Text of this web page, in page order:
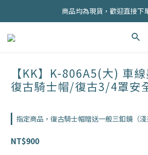
商品均為現貨，歡迎直接下
商品均為現貨，歡迎直接下
商品陸續上架中，如有需求未上線產品，
商品均為現貨，歡迎直接下
【KK】K-806A5(大) 車
復古騎士帽/復古3/4罩安
指定商品，復古騎士帽贈送一般三釦鏡（淺
NT$900